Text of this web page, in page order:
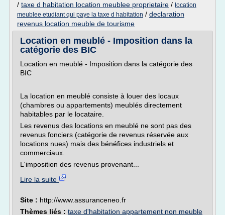
/ taxe d habitation location meublee proprietaire / location
meublee etudiant qui paye la taxe d habitation / declaration
revenus location meuble de tourisme
Location en meublé - Imposition dans la
catégorie des BIC
Location en meublé - Imposition dans la catégorie des
BIC
La location en meublé consiste à louer des locaux
(chambres ou appartements) meublés directement
habitables par le locataire.
Les revenus des locations en meublé ne sont pas des
revenus fonciers (catégorie de revenus réservée aux
locations nues) mais des bénéfices industriels et
commerciaux.
L'imposition des revenus provenant...
Lire la suite
Site : http://www.assuranceneo.fr
Thèmes liés : taxe d'habitation appartement non meuble